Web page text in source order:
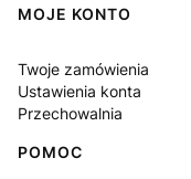
Linki w stopce
MOJE KONTO
Twoje zamówienia
Ustawienia konta
Przechowalnia
POMOC